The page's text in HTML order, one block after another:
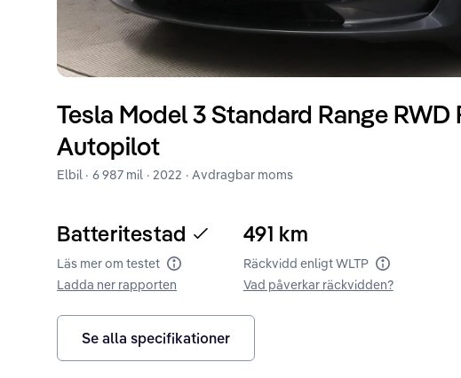
Tesla Model 3Standard Range RWD
Autopilot
Elbil · 6 987 mil · 2022 · Avdragbar moms
Batteritestad
Läs mer om testet Batteritest
Ladda ner rapporten
491 km
Räckvidd enligt WLTP Räckvidd
Vad påverkar räckvidden?
Se alla specifikationer